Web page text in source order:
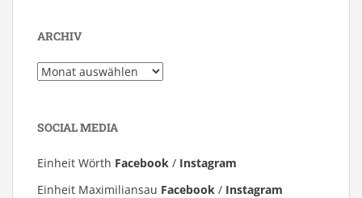
ARCHIV
Archiv
SOCIAL MEDIA
Einheit Wörth Facebook / Instagram
Einheit Maximiliansau Facebook / Instagram